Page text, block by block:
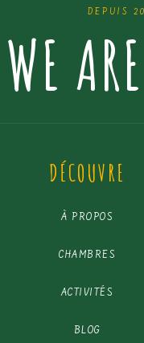
DEPUIS
WE ARE
DÉCOUVRE
À PROPOS
CHAMBRES
ACTIVITÉS
BLOG